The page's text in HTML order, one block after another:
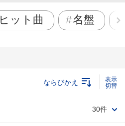
ヒット曲 名盤
ならびかえ
30件